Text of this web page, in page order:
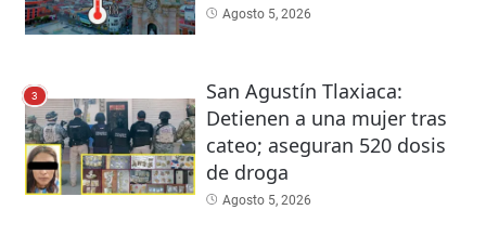
Agosto 5, 2026
3
San Agustín Tlaxiaca:
Detienen a una mujer tras
cateo; aseguran 520 dosis
de droga
Agosto 5, 2026